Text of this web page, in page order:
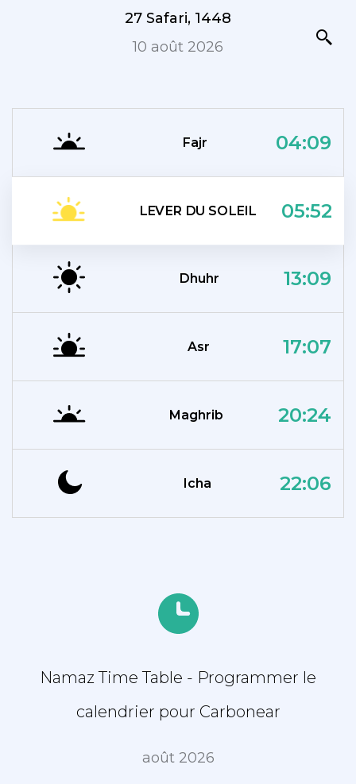
27 Safari, 1448
10 août 2026
Fajr 04:09
LEVER DU SOLEIL 05:52
Dhuhr 13:09
Asr 17:07
Maghrib 20:24
Icha 22:06
Namaz Time Table - Programmer le
calendrier pour Carbonear
août 2026